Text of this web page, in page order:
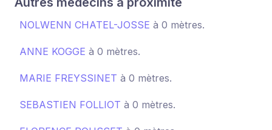
NOLWENN CHATEL-JOSSE à 0 mètres.
ANNE KOGGE à 0 mètres.
MARIE FREYSSINET à 0 mètres.
SEBASTIEN FOLLIOT à 0 mètres.